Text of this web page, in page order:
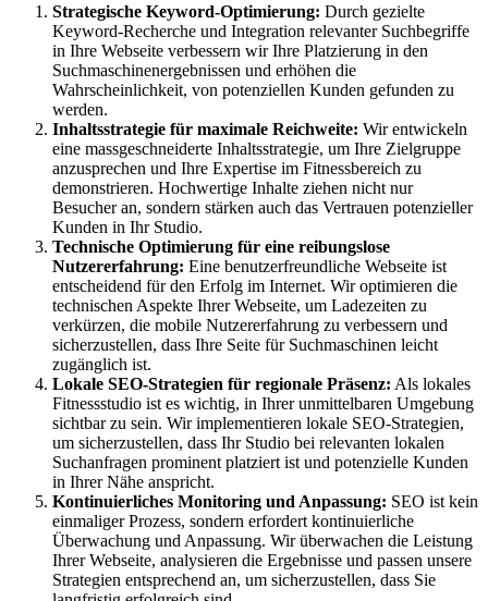
Strategische Keyword-Optimierung: Durch gezielte
Keyword-Recherche und Integration relevanter Suchbegriffe
in Ihre Webseite verbessern wir Ihre Platzierung in den
Suchmaschinenergebnissen und erhöhen die
Wahrscheinlichkeit, von potenziellen Kunden gefunden zu
werden.
Inhaltsstrategie für maximale Reichweite: Wir entwickeln
eine massgeschneiderte Inhaltsstrategie, um Ihre Zielgruppe
anzusprechen und Ihre Expertise im Fitnessbereich zu
demonstrieren. Hochwertige Inhalte ziehen nicht nur
Besucher an, sondern stärken auch das Vertrauen potenzieller
Kunden in Ihr Studio.
Technische Optimierung für eine reibungslose
Nutzererfahrung: Eine benutzerfreundliche Webseite ist
entscheidend für den Erfolg im Internet. Wir optimieren die
technischen Aspekte Ihrer Webseite, um Ladezeiten zu
verkürzen, die mobile Nutzererfahrung zu verbessern und
sicherzustellen, dass Ihre Seite für Suchmaschinen leicht
zugänglich ist.
Lokale SEO-Strategien für regionale Präsenz: Als lokales
Fitnessstudio ist es wichtig, in Ihrer unmittelbaren Umgebung
sichtbar zu sein. Wir implementieren lokale SEO-Strategien,
um sicherzustellen, dass Ihr Studio bei relevanten lokalen
Suchanfragen prominent platziert ist und potenzielle Kunden
in Ihrer Nähe anspricht.
Kontinuierliches Monitoring und Anpassung: SEO ist kein
einmaliger Prozess, sondern erfordert kontinuierliche
Überwachung und Anpassung. Wir überwachen die Leistung
Ihrer Webseite, analysieren die Ergebnisse und passen unsere
Strategien entsprechend an, um sicherzustellen, dass Sie